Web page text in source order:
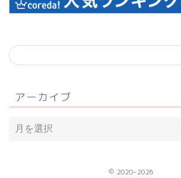
アーカイブ
2020–2026